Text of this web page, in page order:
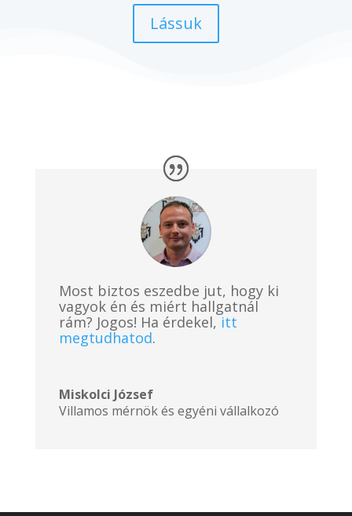
Lássuk
Most biztos eszedbe jut, hogy ki
vagyok én és miért hallgatnál
rám? Jogos! Ha érdekel, itt
megtudhatod.
Miskolci József
Villamos mérnök és egyéni vállalkozó